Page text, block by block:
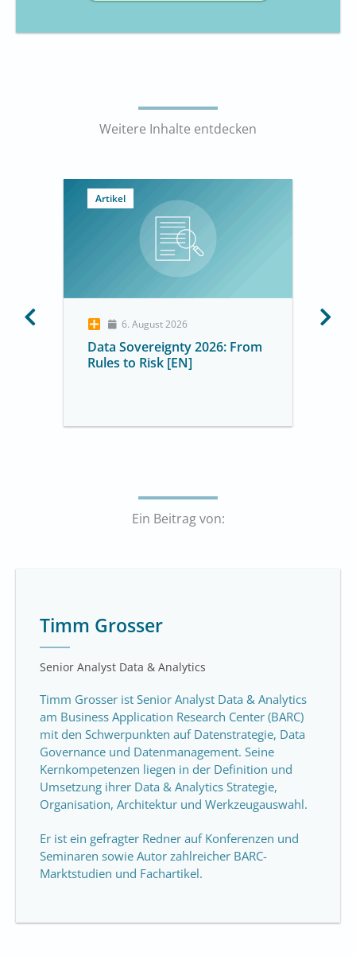
Weitere Inhalte entdecken
Artikel
6. August 2026
Data Sovereignty 2026: From
Rules to Risk [EN]
Ein Beitrag von:
Timm Grosser
Senior Analyst Data & Analytics
Timm Grosser ist Senior Analyst Data & Analytics
am Business Application Research Center (BARC)
mit den Schwerpunkten auf Datenstrategie, Data
Governance und Datenmanagement. Seine
Kernkompetenzen liegen in der Definition und
Umsetzung ihrer Data & Analytics Strategie,
Organisation, Architektur und Werkzeugauswahl.
Er ist ein gefragter Redner auf Konferenzen und
Seminaren sowie Autor zahlreicher BARC-
Marktstudien und Fachartikel.